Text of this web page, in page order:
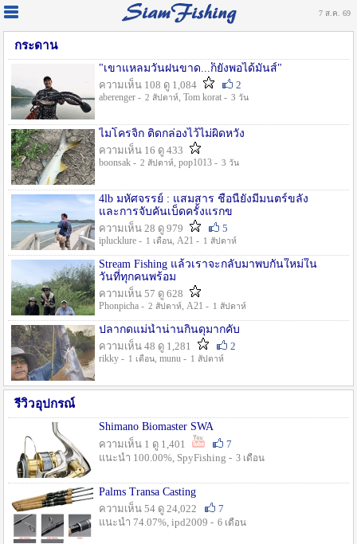
7 ส.ค. 69
กระดาน
"เขาแหลมวันฝนขาด...ก็ยังพอได้มันส์"
ความเห็น 108 ดู 1,084
2
aberenger - 2 สัปดาห์, Tom korat - 3 วัน
ไมโครจิ้ก ติดกล่องไว้ไม่ผิดหวัง
ความเห็น 16 ดู 433
boonsak - 2 สัปดาห์, pop1013 - 3 วัน
4lb มหัศจรรย์ : แสมสาร ชื่อนี้ยังมีมนตร์ขลัง
และการจับคันเบ็ดครั้งแรกข
ความเห็น 28 ดู 979
5
iplucklure - 1 เดือน, A21 - 1 สัปดาห์
Stream Fishing แล้วเราจะกลับมาพบกันใหม่ใน
วันที่ทุกคนพร้อม
ความเห็น 57 ดู 628
Phonpicha - 2 สัปดาห์, A21 - 1 สัปดาห์
ปลากดแม่น้ำน่านกินดุมากคับ
ความเห็น 48 ดู 1,281
2
rikky - 1 เดือน, munu - 1 สัปดาห์
รีวิวอุปกรณ์
Shimano Biomaster SWA
ความเห็น 1 ดู 1,401
7
แนะนำ 100.00%, SpyFishing - 3 เดือน
Palms Transa Casting
ความเห็น 54 ดู 24,022
7
แนะนำ 74.07%, ipd2009 - 6 เดือน